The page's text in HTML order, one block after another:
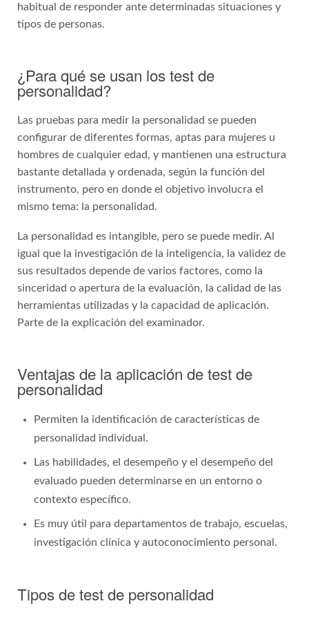
habitual de responder ante determinadas situaciones y
tipos de personas.
¿Para qué se usan los test de
personalidad?
Las pruebas para medir la personalidad se pueden
configurar de diferentes formas, aptas para mujeres u
hombres de cualquier edad, y mantienen una estructura
bastante detallada y ordenada, según la función del
instrumento, pero en donde el objetivo involucra el
mismo tema: la personalidad.
La personalidad es intangible, pero se puede medir. Al
igual que la investigación de la inteligencia, la validez de
sus resultados depende de varios factores, como la
sinceridad o apertura de la evaluación, la calidad de las
herramientas utilizadas y la capacidad de aplicación.
Parte de la explicación del examinador.
Ventajas de la aplicación de test de
personalidad
Permiten la identificación de características de
personalidad individual.
Las habilidades, el desempeño y el desempeño del
evaluado pueden determinarse en un entorno o
contexto específico.
Es muy útil para departamentos de trabajo, escuelas,
investigación clínica y autoconocimiento personal.
Tipos de test de personalidad